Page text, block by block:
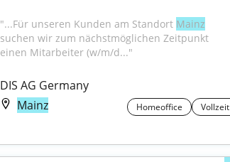
"...Für unseren Kunden am Standort Mainz
suchen wir zum nächstmöglichen Zeitpunkt
einen Mitarbeiter (w/m/d..."
DIS AG Germany
Mainz
Homeoffice Vollzeit